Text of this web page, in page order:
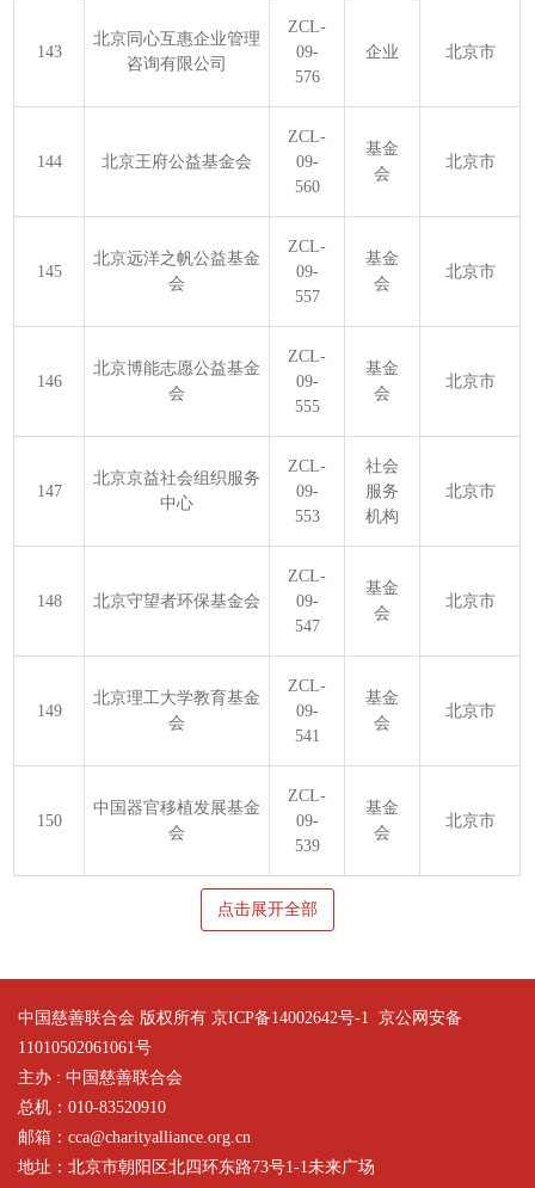
143
北京同心互惠企业管理
咨询有限公司
ZCL-
09-
576
企业 北京市
144 北京王府公益基金会
ZCL-
09-
560
基金
会
北京市
145
北京远洋之帆公益基金
会
ZCL-
09-
557
基金
会
北京市
146
北京博能志愿公益基金
会
ZCL-
09-
555
基金
会
北京市
147
北京京益社会组织服务
中心
ZCL-
09-
553
社会
服务
机构
北京市
148 北京守望者环保基金会
ZCL-
09-
547
基金
会
北京市
149
北京理工大学教育基金
会
ZCL-
09-
541
基金
会
北京市
150
中国器官移植发展基金
会
ZCL-
09-
539
基金
会
北京市
点击展开全部
中国慈善联合会 版权所有 京ICP备14002642号-1 京公网安备
11010502061061号
主办 : 中国慈善联合会
总机：010-83520910
邮箱：cca@charityalliance.org.cn
地址：北京市朝阳区北四环东路73号1-1未来广场